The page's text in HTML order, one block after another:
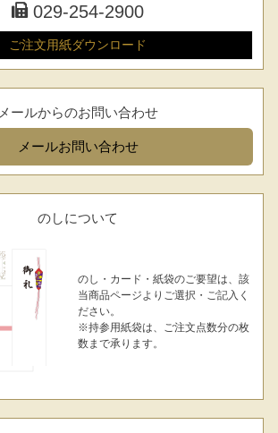
029-254-2900
ご注文用紙ダウンロード
メールからのお問い合わせ
メールお問い合わせ
のしについて
のし・カード・紙袋のご要望は、該
当商品ページよりご選択・ご記入く
ださい。
※持参用紙袋は、ご注文点数分の枚
数まで承ります。